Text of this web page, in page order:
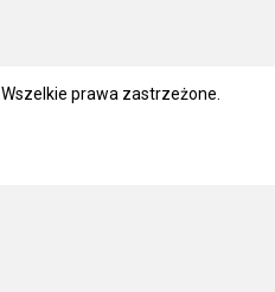
. Wszelkie prawa zastrzeżone.